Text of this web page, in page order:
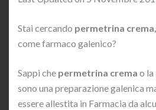
Stai cercando permetrina
come farmaco galenico?
Sappi che permetrina crema o la
sono una preparazione galenica
essere allestita in Farmacia da